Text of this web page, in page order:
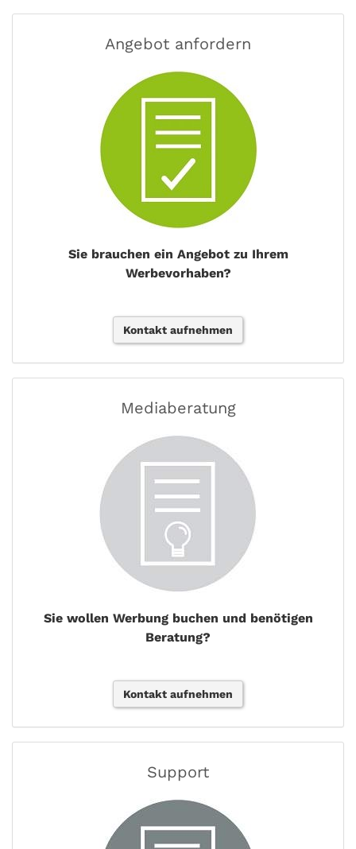
Angebot anfordern
Sie brauchen ein Angebot zu Ihrem
Werbevorhaben?
Kontakt aufnehmen
Mediaberatung
Sie wollen Werbung buchen und benötigen
Beratung?
Kontakt aufnehmen
Support